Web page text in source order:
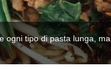
ogni tipo di pasta lunga,